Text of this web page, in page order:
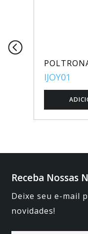
IJOY01
Receba Nossas
Deixe seu e-mail
novidades!